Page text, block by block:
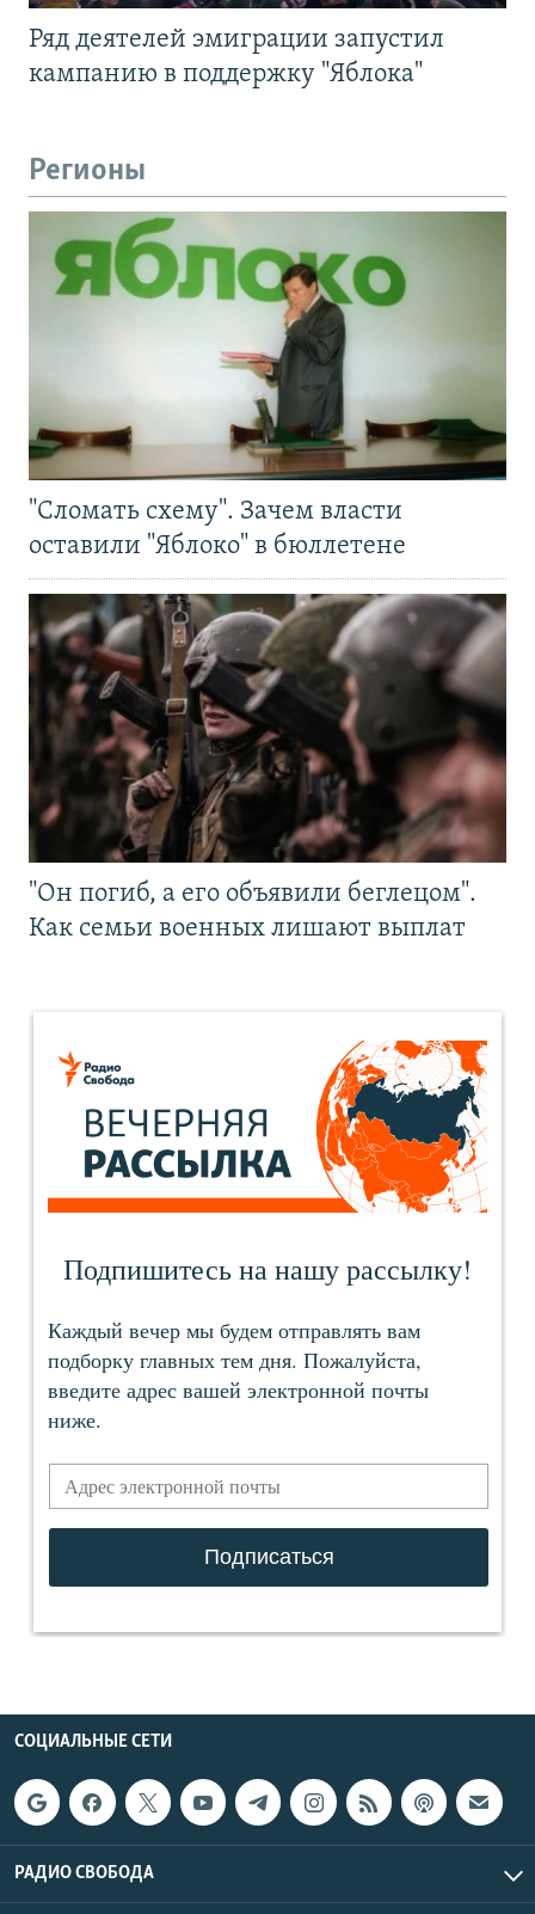
Ряд деятелей эмиграции запустил
кампанию в поддержку "Яблока"
Регионы
"Сломать схему". Зачем власти
оставили "Яблоко" в бюллетене
"Он погиб, а его объявили беглецом".
Как семьи военных лишают выплат
СОЦИАЛЬНЫЕ СЕТИ
РАДИО СВОБОДА